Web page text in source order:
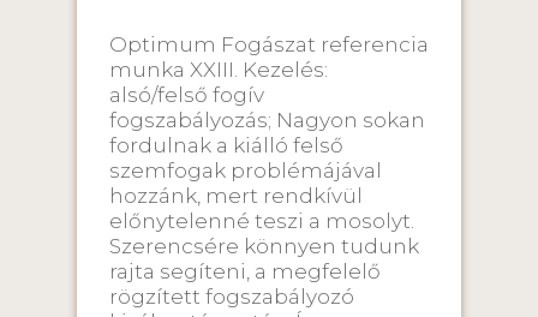
Optimum Fogászat referencia
munka XXIII. Kezelés:
alsó/felső fogív
fogszabályozás; Nagyon sokan
fordulnak a kiálló felső
szemfogak problémájával
hozzánk, mert rendkívül
előnytelenné teszi a mosolyt.
Szerencsére könnyen tudunk
rajta segíteni, a megfelelő
rögzített fogszabályozó